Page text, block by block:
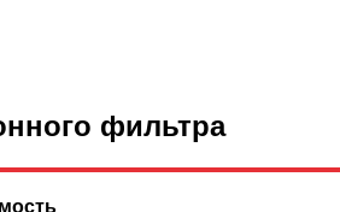
фильтра